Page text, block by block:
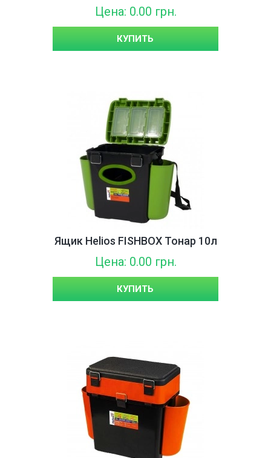
Цена: 0.00 грн.
КУПИТЬ
Ящик Helios FISHBOX Тонар 10л
Цена: 0.00 грн.
КУПИТЬ